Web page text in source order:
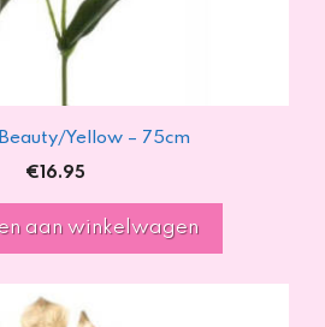
Yellow – 75cm
€ 16.95
aan winkelwagen